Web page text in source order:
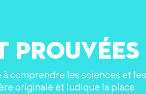
prouvées
comprendre les sciences et les
originale et ludique la place